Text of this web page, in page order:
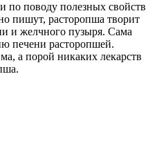
по поводу полезных свойств
пишут, расторопша творит
и желчного пузыря. Сама
печени расторопшей.
а порой никаких лекарств